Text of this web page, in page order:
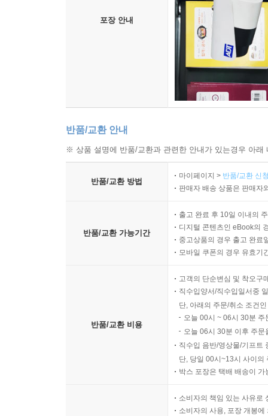
포장 안내
반품/교환 안내
※ 상품 설명에 반품/교환과 관련한 안내가 있는경우 아
반품/교환 방법
마이페이지 > 반품/교환 신
판매자 배송 상품은 판매자
반품/교환 가능기간
출고 완료 후 10일 이내의
디지털 콘텐츠인 eBook의
중고상품의 경우 출고 완료
모바일 쿠폰의 경우 유효기
반품/교환 비용
고객의 단순변심 및 착오구
직수입양서/직수입일서중
단, 아래의 주문/취소 조건
오늘 00시 ~ 06시 30분
오늘 06시 30분 이후 주
직수입 음반/영상물/기프트
단, 당일 00시~13시 사이의
박스 포장은 택배 배송이
소비자의 책임 있는 사유로
소비자의 사용, 포장 개봉